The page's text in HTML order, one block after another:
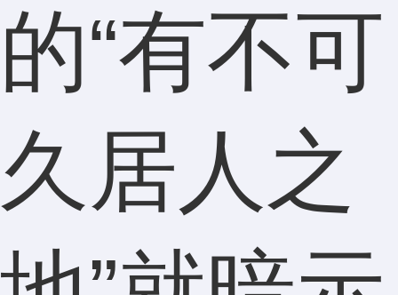
的“有不可
久居人之